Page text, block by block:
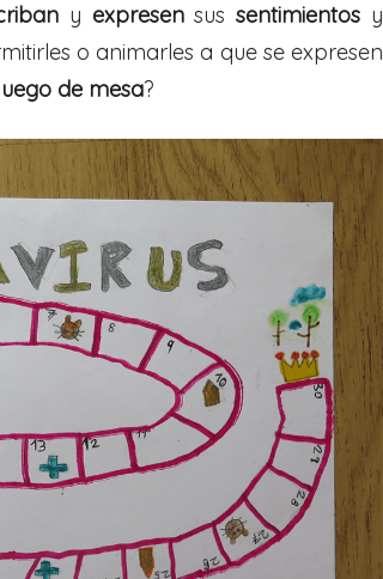
y expresensussentimientos y
o animarles a que se expresen
de mesa?